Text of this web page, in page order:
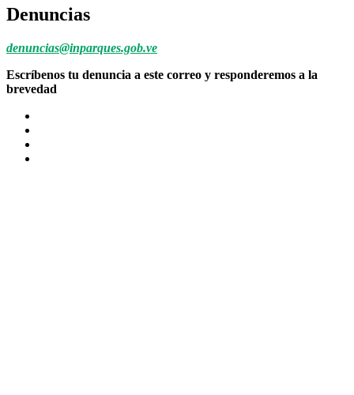
Denuncias
denuncias@inparques.gob.ve
Escríbenos tu denuncia a este correo y responderemos a la
brevedad